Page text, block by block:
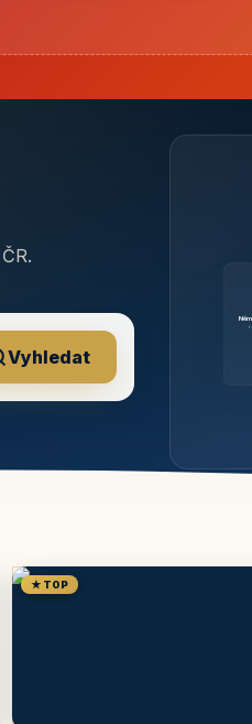
Vyhledat
★ TOP